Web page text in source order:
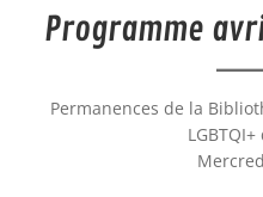
Programme
Permanences de la